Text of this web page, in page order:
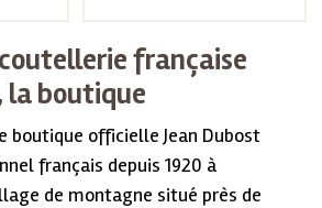
française
la boutique
boutique officielle Jean Dubost
français depuis 1920 à
de montagne situé près de